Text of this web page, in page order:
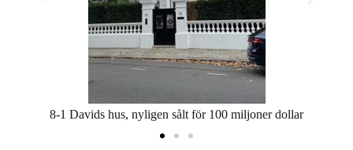
8-1 Davids hus, nyligen sålt för 100 miljoner dollar